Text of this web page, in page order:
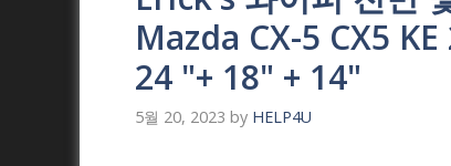
Mazda CX-5 CX5
24 "+ 18" + 14"
5월 20, 2023 by HELP4U